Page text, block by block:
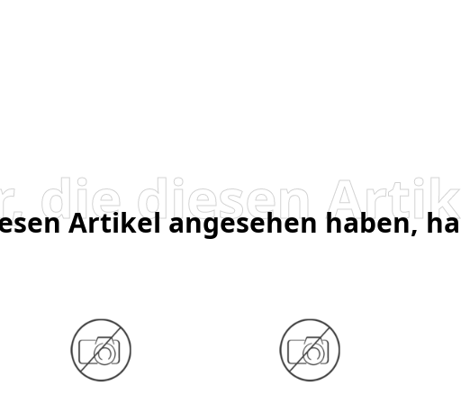
Artikel angesehen haben,